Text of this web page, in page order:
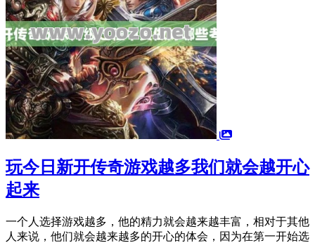
玩今日新开传奇游戏越多我们就会越开心
起来
一个人选择游戏越多，他的精力就会越来越丰富，相对于其他
人来说，他们就会越来越多的开心的体会，因为在第一开始选